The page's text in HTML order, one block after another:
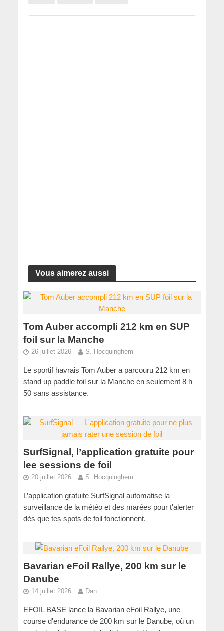
Vous aimerez aussi
Tom Auber accompli 212 km en SUP
foil sur la Manche
26 juillet 2026 S. Hocquinghem
Le sportif havrais Tom Auber a parcouru 212 km en
stand up paddle foil sur la Manche en seulement 8 h
50 sans assistance.
SurfSignal, l’application gratuite pour
lee sessions de foil
20 juillet 2026 S. Hocquinghem
L’application gratuite SurfSignal automatise la
surveillance de la météo et des marées pour t'alerter
dès que tes spots de foil fonctionnent.
Bavarian eFoil Rallye, 200 km sur le
Danube
14 juillet 2026 Dan
EFOIL BASE lance la Bavarian eFoil Rallye, une
course d'endurance de 200 km sur le Danube, où un